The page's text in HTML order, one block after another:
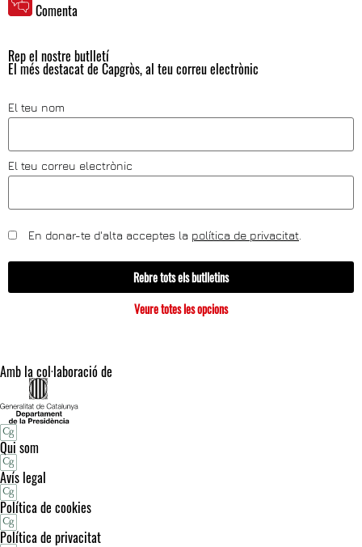
Comenta
Rep el nostre butlletí
El més destacat de Capgròs, al teu correu electrònic
El teu nom
El teu correu electrònic
En donar-te d'alta acceptes la política de privacitat
Rebre tots els butlletins
Veure totes les opcions
Amb la col·laboració de
Qui som
Avís legal
Política de cookies
Política de privacitat